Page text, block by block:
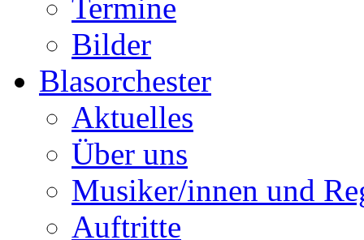
Termine
Bilder
Blasorchester
Aktuelles
Über uns
Musiker/innen und
Auftritte